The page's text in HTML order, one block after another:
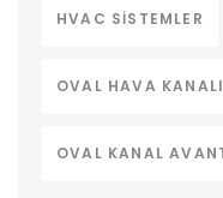
HVAC SISTEMLER
OVAL HAVA KANALI
OVAL KANAL